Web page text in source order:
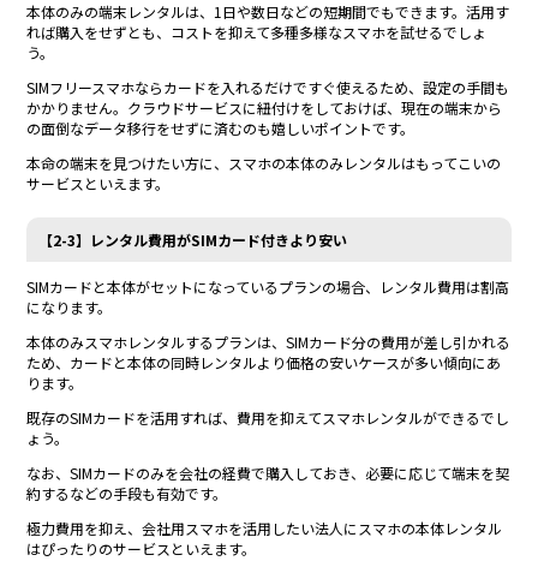
本体のみの端末レンタルは、1日や数日などの短期間でもできます。活用す
れば購入をせずとも、コストを抑えて多種多様なスマホを試せるでしょ
う。
SIMフリースマホならカードを入れるだけですぐ使えるため、設定の手間も
かかりません。クラウドサービスに紐付けをしておけば、現在の端末から
の面倒なデータ移行をせずに済むのも嬉しいポイントです。
本命の端末を見つけたい方に、スマホの本体のみレンタルはもってこいの
サービスといえます。
【2-3】レンタル費用がSIMカード付きより安い
SIMカードと本体がセットになっているプランの場合、レンタル費用は割高
になります。
本体のみスマホレンタルするプランは、SIMカード分の費用が差し引かれる
ため、カードと本体の同時レンタルより価格の安いケースが多い傾向にあ
ります。
既存のSIMカードを活用すれば、費用を抑えてスマホレンタルができるでし
ょう。
なお、SIMカードのみを会社の経費で購入しておき、必要に応じて端末を契
約するなどの手段も有効です。
極力費用を抑え、会社用スマホを活用したい法人にスマホの本体レンタル
はぴったりのサービスといえます。